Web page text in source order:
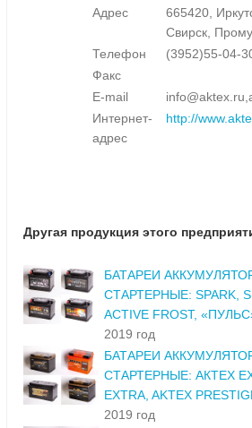
Адрес
665420,
Свирск,
Телефон
(3952)55-04-
Факс
E-mail
Интернет-
адрес
http://
Другая продукция этого
БАТАРЕИ
СТАРТЕРНЫЕ: SPARK,
ACTIVE FROST,
2019 год
БАТАРЕИ
СТАРТЕРНЫЕ: АКТЕХ
EXTRA, AKTEX
2019 год